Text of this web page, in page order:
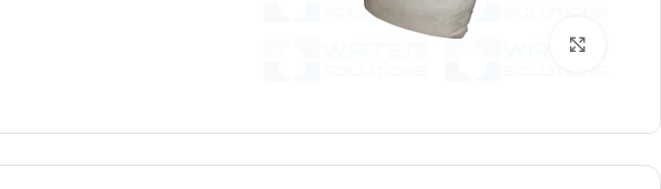
برای بزرگنمایی کلیک کنید